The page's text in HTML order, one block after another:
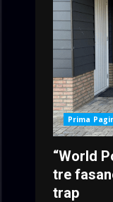
Prima
“World
tre
trap